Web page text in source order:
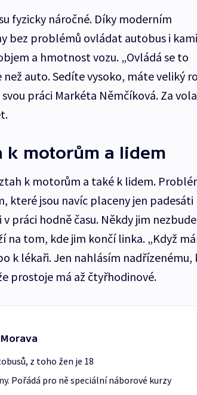
fyzicky náročné. Díky moderním
bez problémů ovládat autobus i
a hmotnost vozu. „Ovládá se to
auto. Sedíte vysoko, máte veliký
práci Markéta Němčíková. Za
k motorům a lidem
k motorům a také k lidem.
které jsou navíc placeny jen padesáti
práci hodně času. Někdy jim
na tom, kde jim končí linka. „Když
k lékaři. Jen nahlásím nadřízenému,
prostoje má až čtyřhodinové.
z toho žen je 18
Pořádá pro ně speciální náborové kurzy